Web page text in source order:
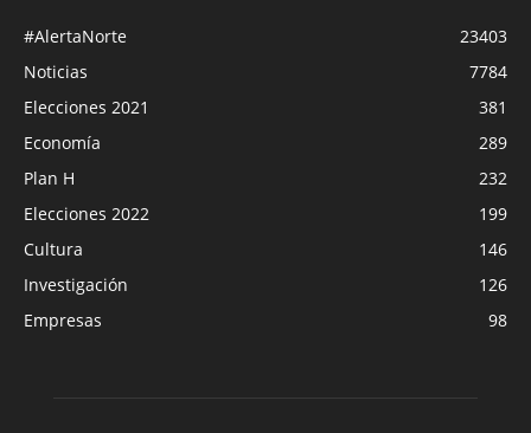
#AlertaNorte
23403
Noticias
7784
Elecciones 2021
381
Economía
289
Plan H
232
Elecciones 2022
199
Cultura
146
Investigación
126
Empresas
98